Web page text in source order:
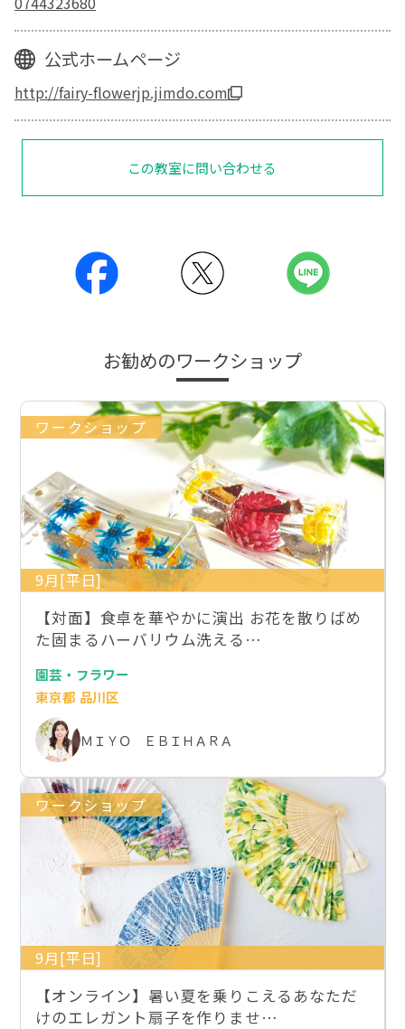
公式ホームページ
http://fairy-flowerjp.jimdo.com
この教室に問い合わせる
お勧めのワークショップ
ワークショップ
9月[平日]
【対面】食卓を華やかに演出 お花を散りばめ
た固まるハーバリウム洗える…
園芸・フラワー
東京都 品川区
ＭＩＹＯ ＥＢＩＨＡＲＡ
ワークショップ
9月[平日]
【オンライン】暑い夏を乗りこえるあなただ
けのエレガント扇子を作りませ…